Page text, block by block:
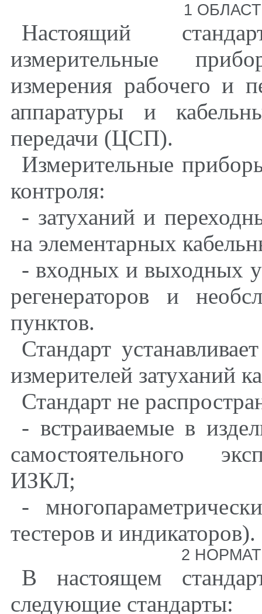
1
Настоящий
измерительные
измерения рабочего и
аппаратуры и
передачи (ЦСП).
Измерительные
контроля:
- затуханий и
на элементарных
- входных и выходных
регенераторов и
пунктов.
Стандарт
измерителей затуханий
Стандарт не
- встраиваемые в
самостоятельного
ИЗКЛ;
-
тестеров и индикаторов).
2
В настоящем
следующие стандарты: